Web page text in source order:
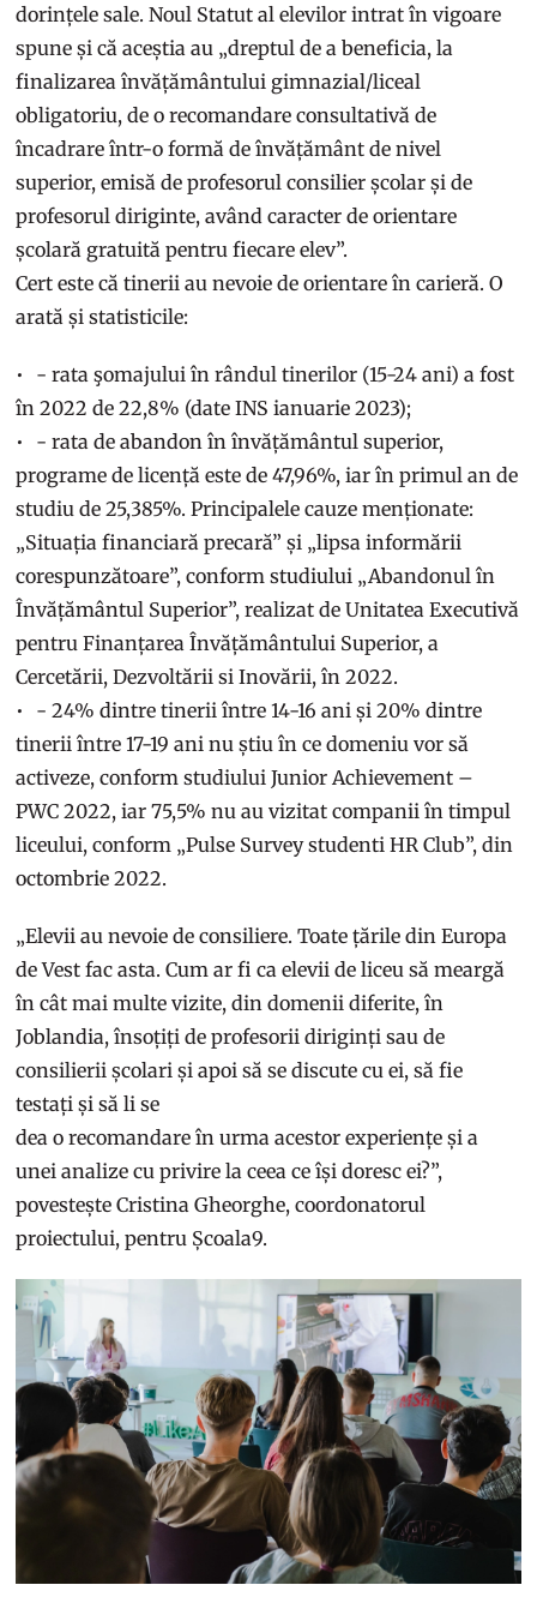
dorințele sale. Noul Statut al elevilor intrat în vigoare
spune și că aceștia au „dreptul de a beneficia, la
finalizarea învățământului gimnazial/liceal
obligatoriu, de o recomandare consultativă de
încadrare într-o formă de învățământ de nivel
superior, emisă de profesorul consilier școlar și de
profesorul diriginte, având caracter de orientare
școlară gratuită pentru fiecare elev”.
Cert este că tinerii au nevoie de orientare în carieră. O
arată și statisticile:
- rata şomajului în rândul tinerilor (15-24 ani) a fost
în 2022 de 22,8% (date INS ianuarie 2023);
- rata de abandon în învățământul superior,
programe de licență este de 47,96%, iar în primul an de
studiu de 25,385%. Principalele cauze menționate:
„Situația financiară precară” și „lipsa informării
corespunzătoare”, conform studiului „Abandonul în
Învățământul Superior”, realizat de Unitatea Executivă
pentru Finanțarea Învățământului Superior, a
Cercetării, Dezvoltării si Inovării, în 2022.
- 24% dintre tinerii între 14-16 ani și 20% dintre
tinerii între 17-19 ani nu știu în ce domeniu vor să
activeze, conform studiului Junior Achievement –
PWC 2022, iar 75,5% nu au vizitat companii în timpul
liceului, conform „Pulse Survey studenti HR Club”, din
octombrie 2022.
„Elevii au nevoie de consiliere. Toate țările din Europa
de Vest fac asta. Cum ar fi ca elevii de liceu să meargă
în cât mai multe vizite, din domenii diferite, în
Joblandia, însoțiți de profesorii diriginți sau de
consilierii școlari și apoi să se discute cu ei, să fie
testați și să li se
dea o recomandare în urma acestor experiențe și a
unei analize cu privire la ceea ce își doresc ei?”,
povestește Cristina Gheorghe, coordonatorul
proiectului, pentru Școala9.